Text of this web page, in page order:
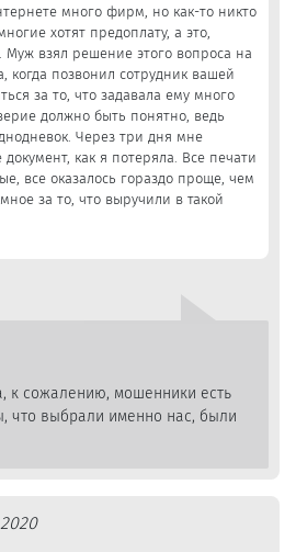
много фирм, но как-то никто
хотят предоплату, а это,
Муж взял решение этого вопроса на
когда позвонил сотрудник вашей
за то, что задавала ему много
должно быть понятно, ведь
Через три дня мне
как я потеряла. Все печати
все оказалось гораздо проще, чем
за то, что выручили в такой
к сожалению, мошенники есть
что выбрали именно нас, были